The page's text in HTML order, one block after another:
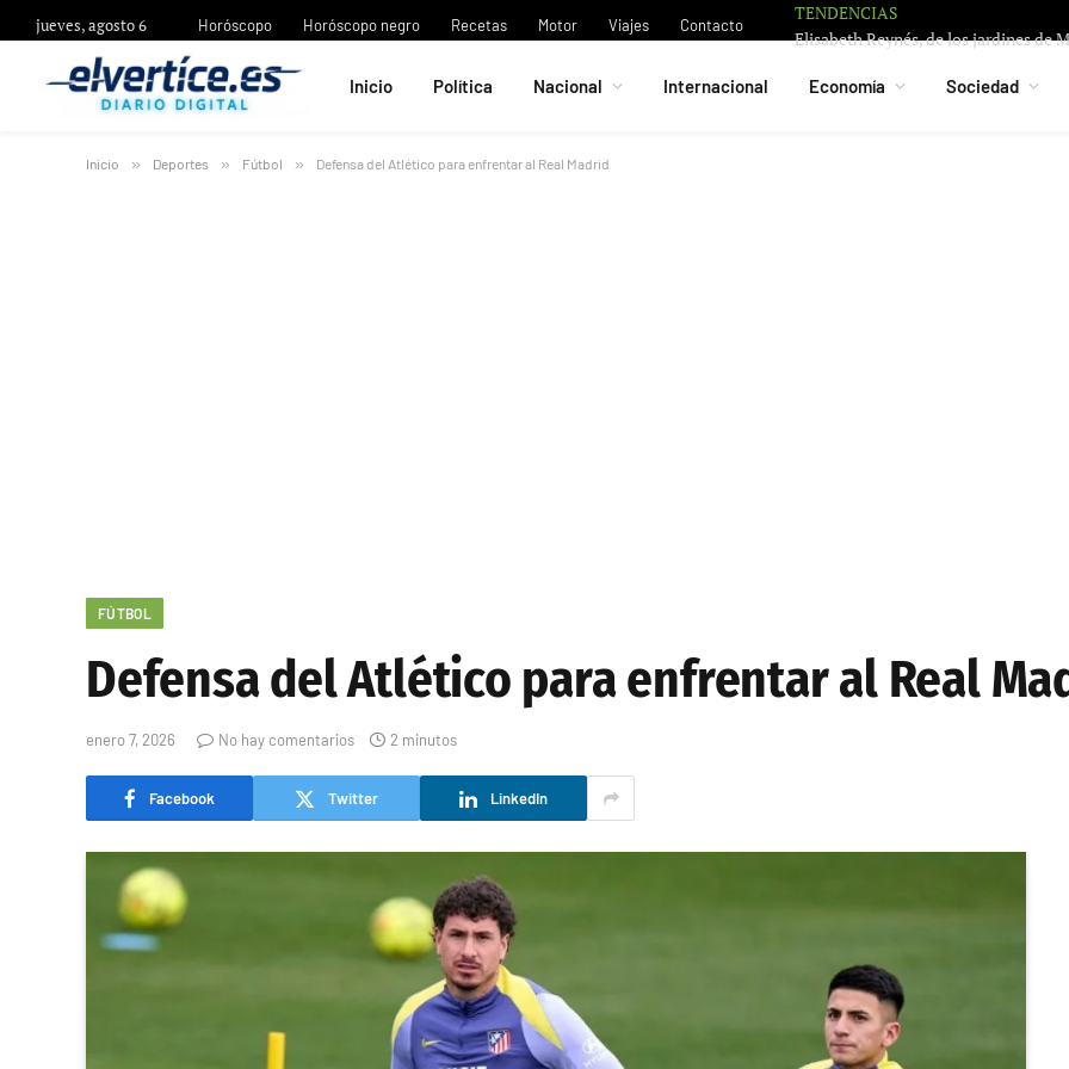
jueves, agosto 6 Horóscopo Horóscopo negro Recetas Motor Viajes Contacto
TENDENCIAS
Inicio Política Nacional Internacional Economía Sociedad
Inicio » Deportes » Fútbol » Defensa del Atlético para enfrentar al Real Madrid
FÚTBOL
Defensa del Atlético para enfrentar al Real
enero 7, 2026 No hay comentarios 2 minutos
Facebook Twitter LinkedIn